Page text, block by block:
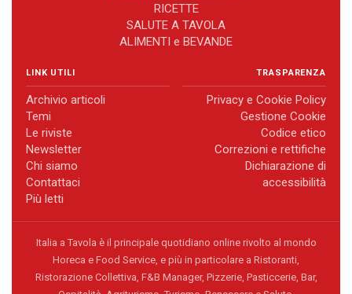
RICETTE
SALUTE A TAVOLA
ALIMENTI e BEVANDE
LINK UTILI
Archivio articoli
Temi
Le riviste
Newsletter
Chi siamo
Contattaci
Più letti
TRASPARENZA
Privacy e Cookie Policy
Gestione Cookie
Codice etico
Correzioni e rettifiche
Dichiarazione di
accessibilità
Italia a Tavola è il principale quotidiano online rivolto al mondo
Horeca e Food Service, e più in particolare a Ristoranti,
Ristorazione Collettiva, F&B Manager, Pizzerie, Pasticcerie, Bar,